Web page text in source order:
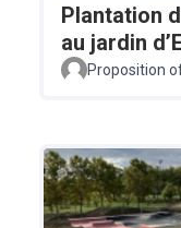
Plantation
au jardin
Proposition